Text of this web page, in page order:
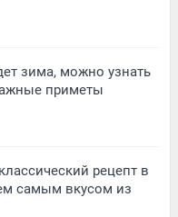
зима, можно узнать
приметы
рецепт в
самым вкусом из